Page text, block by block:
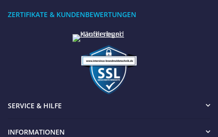
ZERTIFIKATE & KUNDENBEWERTUNGEN
SERVICE & HILFE
INFORMATIONEN